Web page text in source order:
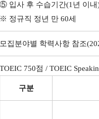
⑤ 입사 후 수습기간(1년 이내
※ 정규직 정년 만 60세
모집분야별 학력사항 참조
TOEIC 750점 / TOEIC
구분